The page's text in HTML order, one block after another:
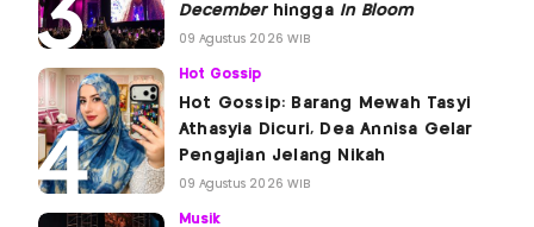
Decemberhingga In Bloom
09 Agustus 2026 WIB
Hot Gossip
Hot Gossip: Barang Mewah Tasyi
Athasyia Dicuri, Dea Annisa Gelar
Pengajian Jelang Nikah
09 Agustus 2026 WIB
Musik